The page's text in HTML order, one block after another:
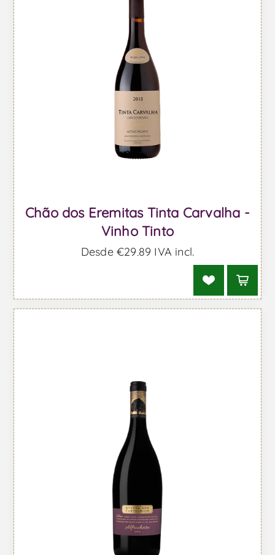
Chão dos Eremitas Tinta Carvalha -
Vinho Tinto
Desde €29,89 IVA incl.